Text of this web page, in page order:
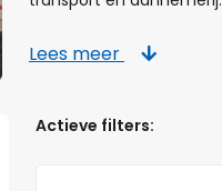
Lees meer
Actieve filters: